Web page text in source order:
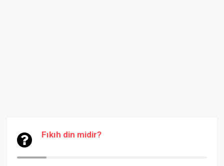
Fıkıh din midir?